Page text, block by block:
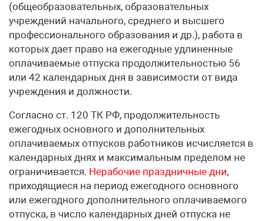
(общеобразовательных, образовательных
учреждений начального, среднего и высшего
профессионального образования и др.), работа в
которых дает право на ежегодные удлиненные
оплачиваемые отпуска продолжительностью 56
или 42 календарных дня в зависимости от вида
учреждения и должности.
Согласно ст. 120 ТК РФ, продолжительность
ежегодных основного и дополнительных
оплачиваемых отпусков работников исчисляется в
календарных днях и максимальным пределом не
ограничивается. Нерабочие праздничные дни,
приходящиеся на период ежегодного основного
или ежегодного дополнительного оплачиваемого
отпуска, в число календарных дней отпуска не